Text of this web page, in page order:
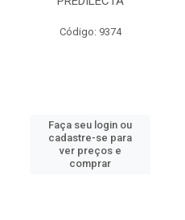
Código: 9374
Faça seu login ou
cadastre-se para
ver preços e
comprar